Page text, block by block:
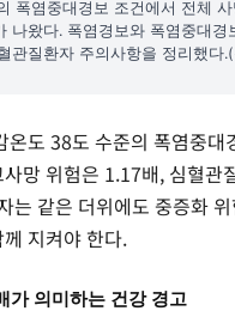
폭염중대경보 조건에서 전체 사
나왔다. 폭염경보와 폭염중대경
관질환자 주의사항을 정리했다
온도 38도 수준의 폭염중
망 위험은 1.17배, 심혈
는 같은 더위에도 중증화
지켜야 한다.
가 의미하는 건강 경고